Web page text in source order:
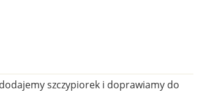
szczypiorek i doprawiamy do